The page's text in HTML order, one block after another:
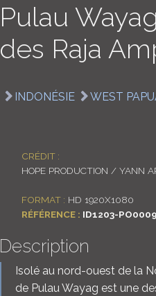
Pulau
des Raja
INDONÉSIE WEST
CRÉDIT :
HOPE PRODUCTION / YANN
FORMAT : HD 1920X1080
RÉFÉRENCE : ID1203-
Description
Isolé au nord-ouest de la
de Pulau Wayag est une